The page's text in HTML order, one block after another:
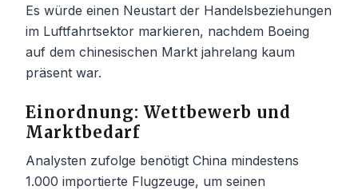
Es würde einen Neustart der Handelsbeziehungen
im Luftfahrtsektor markieren, nachdem Boeing
auf dem chinesischen Markt jahrelang kaum
präsent war.
Einordnung: Wettbewerb und
Marktbedarf
Analysten zufolge benötigt China mindestens
1.000 importierte Flugzeuge, um seinen